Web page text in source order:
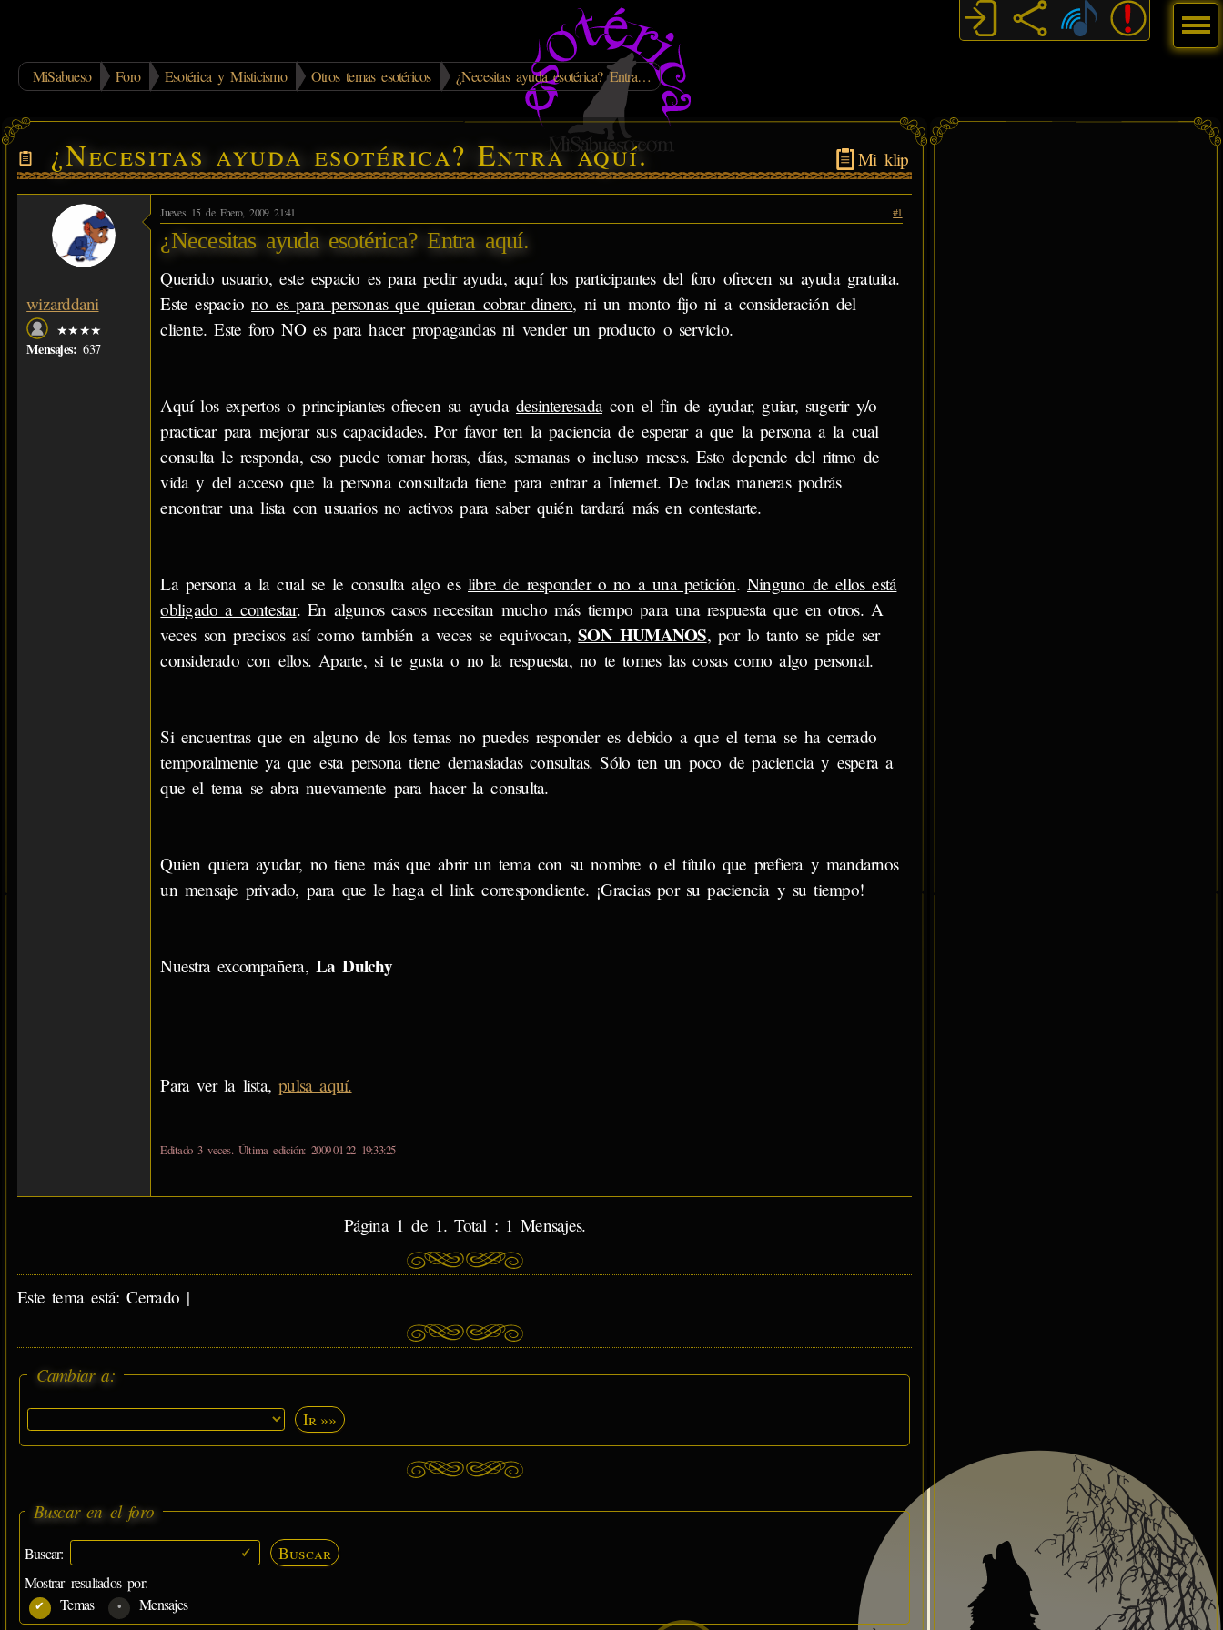
MiSabueso Foro Esotérica y Misticismo Otros temas esotéricos ¿Necesitas ayuda esotérica? Entra…
Mi klip
¿Necesitas ayuda esotérica? Entra aquí.
wizarddani
★★★★
Mensajes: 637
Jueves 15 de Enero, 2009 21:41 #1
¿Necesitas ayuda esotérica? Entra aquí.
Querido usuario, este espacio es para pedir ayuda, aquí los participantes del foro ofrecen su ayuda gratuita.
Este espaciono es para personas que quieran cobrar dinero, ni un monto fijo ni a consideración del
cliente. Este foroNO es para hacer propagandas ni vender un producto o servicio.
Aquí los expertos o principiantes ofrecen su ayuda desinteresadacon el fin de ayudar, guiar, sugerir y/o
practicar para mejorar sus capacidades. Por favor ten la paciencia de esperar a que la persona a la cual
consulta le responda, eso puede tomar horas, días, semanas o incluso meses. Esto depende del ritmo de
vida y del acceso que la persona consultada tiene para entrar a Internet. De todas maneras podrás
encontrar una lista con usuarios no activos para saber quién tardará más en contestarte.
La persona a la cual se le consulta algo es libre de responder o no a una petición.Ninguno de ellos está
obligado a contestar. En algunos casos necesitan mucho más tiempo para una respuesta que en otros. A
veces son precisos así como también a veces se equivocan,SON HUMANOS, por lo tanto se pide ser
considerado con ellos. Aparte, si te gusta o no la respuesta, no te tomes las cosas como algo personal.
Si encuentras que en alguno de los temas no puedes responder es debido a que el tema se ha cerrado
temporalmente ya que esta persona tiene demasiadas consultas. Sólo ten un poco de paciencia y espera a
que el tema se abra nuevamente para hacer la consulta.
Quien quiera ayudar, no tiene más que abrir un tema con su nombre o el título que prefiera y mandarnos
un mensaje privado, para que le haga el link correspondiente. ¡Gracias por su paciencia y su tiempo!
Nuestra excompañera, La Dulchy
Para ver la lista,pulsa aquí.
Editado 3 veces. Última edición: 2009-01-22 19:33:25
Página 1 de 1. Total : 1 Mensajes.
Este tema está: Cerrado |
Cambiar a:
Ir »»
Buscar en el foro
Buscar: Buscar
Mostrar resultados por:
Temas
Mensajes
Menú